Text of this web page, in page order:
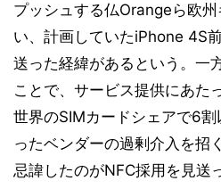
プッシュする仏Orangeら欧
い、計画していたiPhone 4S
送った経緯があるという。一
ことで、サービス提供にあた
世界のSIMカードシェアで6
ったベンダーの過剰介入を招
忌諱したのがNFC採用を見送